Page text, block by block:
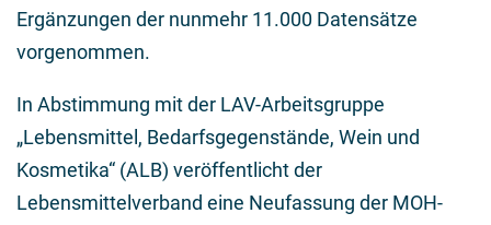
Ergänzungen der nunmehr 11.000 Datensätze
vorgenommen.
In Abstimmung mit der LAV-Arbeitsgruppe
„Lebensmittel, Bedarfsgegenstände, Wein und
Kosmetika“ (ALB) veröffentlicht der
Lebensmittelverband eine Neufassung der MOH-